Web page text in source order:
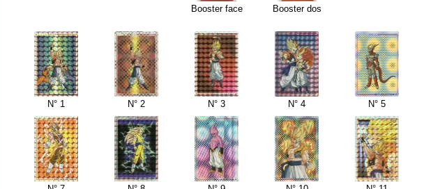
Booster face Booster dos
N° 1 N° 2 N° 3 N° 4 N° 5